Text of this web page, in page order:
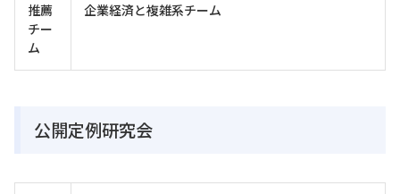
推薦
チー
ム
企業経済と複雑系チーム
公開定例研究会